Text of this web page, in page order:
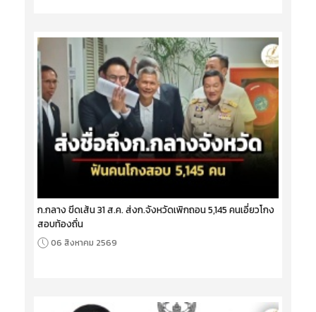
ก.กลาง ขีดเส้น 31 ส.ค. ส่งก.จังหวัดเพิกถอน 5,145 คนเอี่ยวโกง
สอบท้องถิ่น
06 สิงหาคม 2569